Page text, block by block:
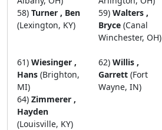
58) Turner , Ben
(Lexington, KY)
59) Walters ,
Bryce (Canal
Winchester, OH)
61) Wiesinger ,
Hans (Brighton,
MI)
62) Willis ,
Garrett (Fort
Wayne, IN)
64) Zimmerer ,
Hayden
(Louisville, KY)